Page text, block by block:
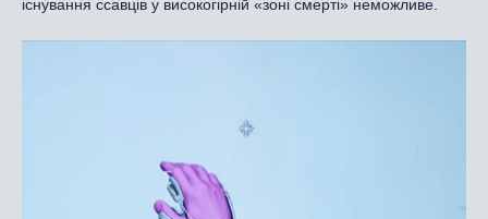
існування ссавців у високогірній «зоні смерті» неможливе.